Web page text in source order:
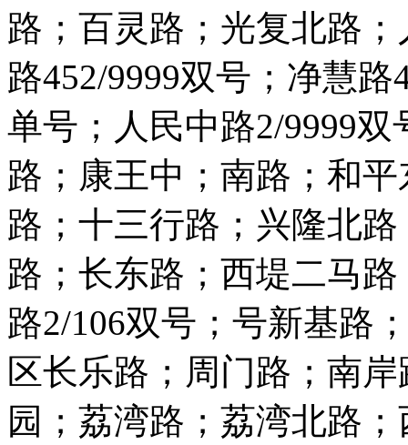
路；百灵路；光复北路
路452/9999双号；净慧
单号；人民中路2/9999
路；康王中；南路；和
路；十三行路；兴隆北
路；长东路；西堤二马
路2/106双号；号新基路
区长乐路；周门路；南
园；荔湾路；荔湾北路